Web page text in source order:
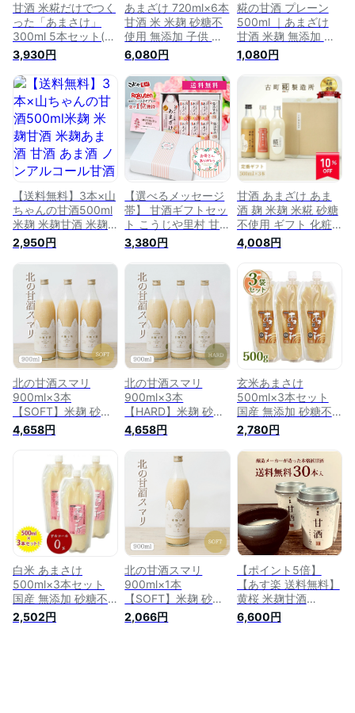
甘酒 米糀だけでつく
った「あまさけ」
300ml 5本セット(甘
酒 米麹 砂糖不使用
ノンアルコール) 送
料無料 甘さけ あま
酒 あまざけ こうじ
甘酒 米麹 お中元 御
中元 夏 ギフト 夏ギ
フト 暑中見舞い 敬
老の日 プレゼント
ギフト 内祝い 退職
祝い お祝い お礼 お
取り寄せ
3,930円
あまざけ 720ml×6本
甘酒 米 米麹 砂糖不
使用 無添加 子供 女
性 国産 健康 ノンア
ルコール こうじ甘酒
九州 お取り寄せ グ
ルメ ギフト プレゼ
ント 贈り物 送料無
料 内祝い お祝い 御
礼
6,080円
糀の甘酒 プレーン
500ml ｜あまざけ
甘酒 米麹 無添加 甘
酒 ギフト 米麹 砂糖
不使用 ノンアルコー
ル 条件付送料無料
お米 ギフト 新潟 贈
り物 プレゼント 賞
品 景品 お礼 内祝い
1,080円
【送料無料】3本×山
ちゃんの甘酒500ml
米麹 米麹甘酒 米麹
あま酒 甘酒 あま酒
ノンアルコール甘酒
ノンアルコール飲料
ノンアルコール セッ
ト 無添加 無加糖
砂糖不使用 ストレ
ート お取り寄せプレ
ゼント 贈り物 贈物
国産
2,950円
【選べるメッセージ
帯】 甘酒ギフトセッ
ト こうじや里村 甘
酒 ギフト お米と米
麹でつくったあまざ
け 送料無料 プレゼ
ント 母の日 父の日
内祝 内祝い お祝い
お礼 贈答品 あまざ
け 腸活 ノンアルコ
ール 砂糖不使用 無
塩 国産 米麹甘酒
3,380円
甘酒 あまざけ あま
酒 麹 米麹 米糀 砂糖
不使用 ギフト 化粧
箱入り 500ml× 3本
糀プレーン 神社エー
ル 玄米甘酒 【古町
糀製造所 公式】 御
中元 夏 プレゼント
内祝い 贈答品 あま
さけ 米 ノンアルコ
ール 国産 砂糖不使
用 無加糖 御中元 お
4,008円
北の甘酒スマリ
900ml×3本
【SOFT】米麹 砂糖
不使用 食塩不使用
ノンアルコール 国産
あまざけ あま酒 米
糀 おやつ 置き換え
ダイエット 間食 食
塩無添加 麹甘酒 糀
あまざけ 米麹甘酒
米こうじ 麹
4,658円
北の甘酒スマリ
900ml×3本
【HARD】米麹 砂糖
不使用 食塩不使用
ノンアルコール 国産
あまざけ あま酒 米
糀 おやつ 置き換え
ダイエット 間食 食
塩無添加 麹甘酒 糀
あまざけ 米麹甘酒
米こうじ 麹
4,658円
玄米あまさけ
500ml×3本セット
国産 無添加 砂糖不
使用 ノンアルコール
甘酒 米糀 米麹 あま
ざけ 岩上商店 ギフ
2,780円
白米 あまさけ
500ml×3本セット
国産 無添加 砂糖不
使用 ノンアルコール
甘酒 米糀 米麹 あま
2,502円
北の甘酒スマリ
900ml×1本
【SOFT】米麹 砂糖
不使用 食塩不使用
ノンアルコール 国産
2,066円
【ポイント5倍】
【あす楽 送料無料】
黄桜 米麹甘酒
170g×30本入 甘酒
砂糖不使用 あまさけ
6,600円